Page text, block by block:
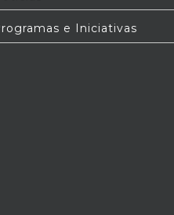
e Iniciativas